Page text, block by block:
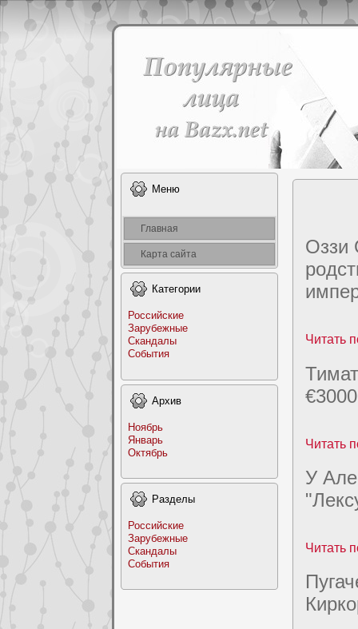
Меню
Главная
Карта сайта
Категоpии
Российские
Заpyбежные
Скандалы
События
Архив
Ноябрь
Январь
Октябрь
Раздeлы
Российские
Заpyбежные
Скандалы
События
Оззи
Читать
Читать
У
Читать